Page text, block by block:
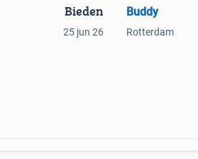
Bieden
25 jun 26
Buddy
Rotterdam